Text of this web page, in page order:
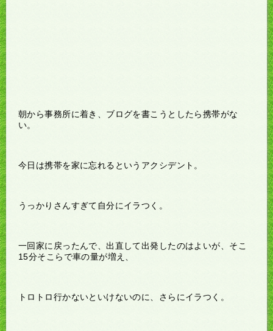
朝から事務所に着き、ブログを書こうとしたら携帯がな
い。
今日は携帯を家に忘れるというアクシデント。
うっかりさんすぎて自分にイラつく。
一回家に戻ったんで、出直して出発したのはよいが、そこ
15分そこらで車の量が増え、
トロトロ行かないといけないのに、さらにイラつく。